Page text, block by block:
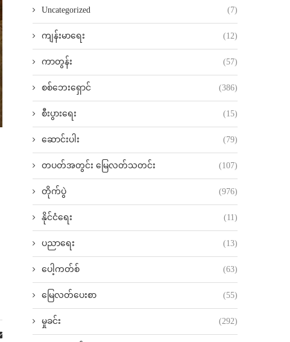
Uncategorized (7)
ကျန်းမာရေး (12)
ကာတွန်း (57)
စစ်ဘေးရှောင် (386)
စီးပွားရေး (15)
ဆောင်းပါး (79)
တပတ်အတွင်း မြေလတ်သတင်း (107)
တိုက်ပွဲ (976)
နိုင်ငံရေး (11)
ပညာရေး (13)
ပေါ့ကတ်စ် (63)
မြေလတ်ပေးစာ (55)
မှုခင်း (292)